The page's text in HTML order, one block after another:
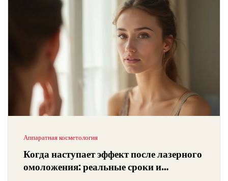
Аппаратная косметология
Когда наступает эффект после лазерного
омоложения: реальные сроки и